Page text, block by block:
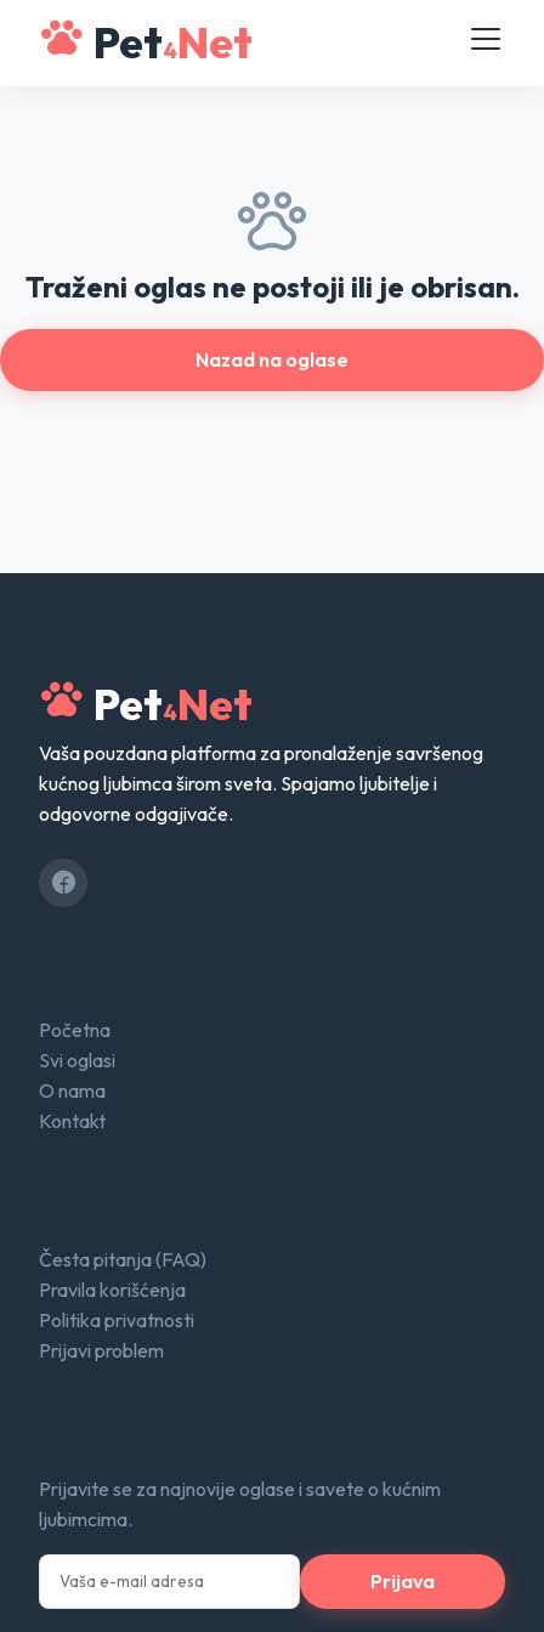
Pet4Net
Traženi oglas ne postoji ili je obrisan.
Nazad na oglase
Pet4Net
Vaša pouzdana platforma za pronalaženje savršenog
kućnog ljubimca širom sveta. Spajamo ljubitelje i
odgovorne odgajivače.
Početna
Svi oglasi
O nama
Kontakt
Česta pitanja (FAQ)
Pravila korišćenja
Politika privatnosti
Prijavi problem
Prijavite se za najnovije oglase i savete o kućnim
ljubimcima.
Prijava